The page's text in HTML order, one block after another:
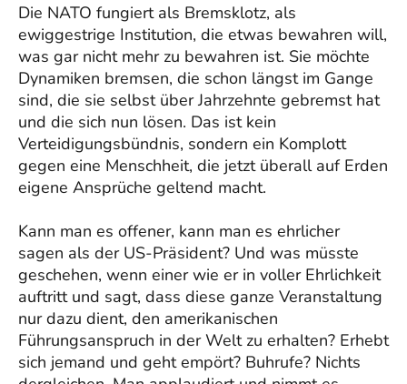
Die NATO fungiert als Bremsklotz, als
ewiggestrige Institution, die etwas bewahren will,
was gar nicht mehr zu bewahren ist. Sie möchte
Dynamiken bremsen, die schon längst im Gange
sind, die sie selbst über Jahrzehnte gebremst hat
und die sich nun lösen. Das ist kein
Verteidigungsbündnis, sondern ein Komplott
gegen eine Menschheit, die jetzt überall auf Erden
eigene Ansprüche geltend macht.
Kann man es offener, kann man es ehrlicher
sagen als der US-Präsident? Und was müsste
geschehen, wenn einer wie er in voller Ehrlichkeit
auftritt und sagt, dass diese ganze Veranstaltung
nur dazu dient, den amerikanischen
Führungsanspruch in der Welt zu erhalten? Erhebt
sich jemand und geht empört? Buhrufe? Nichts